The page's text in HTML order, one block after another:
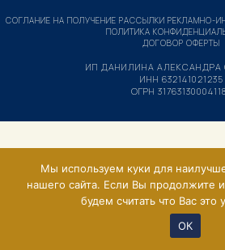
ИП ДАНИЛИНА АЛЕКСАНДРА
ИНН 632141021235
ОГРН
СОГЛАНИЕ НА ПОЛУЧЕНИЕ РАССЫЛКИ РЕКЛАМНО-
ПОЛИТИКА
ДОГОВОР ОФЕРТЫ
Мы используем куки для
нашего сайта. Если Вы продолжите
будем считать что Вас это
ОК